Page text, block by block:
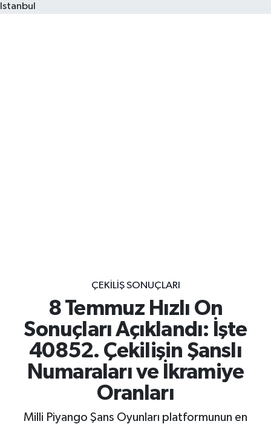
Istanbul
ÇEKILIŞ SONUÇLARI
8 Temmuz Hızlı On
Sonuçları Açıklandı: İşte
40852. Çekilişin Şanslı
Numaraları ve İkramiye
Oranları
Milli Piyango Şans Oyunları platformunun en